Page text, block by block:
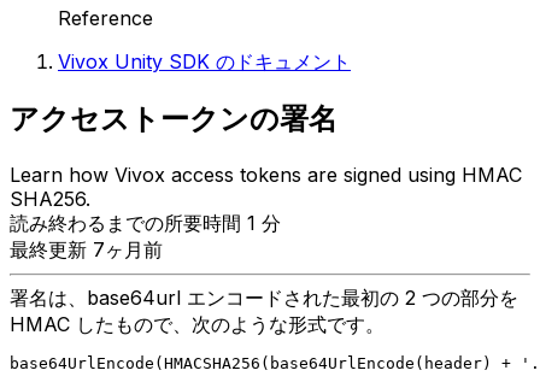
Reference
Vivox Unity SDK のドキュメント
アクセストークンの署名
Learn how Vivox access tokens are signed using HMAC
SHA256.
読み終わるまでの所要時間 1 分
最終更新 7ヶ月前
署名は、base64url エンコードされた最初の 2 つの部分を
HMAC したもので、次のような形式です。